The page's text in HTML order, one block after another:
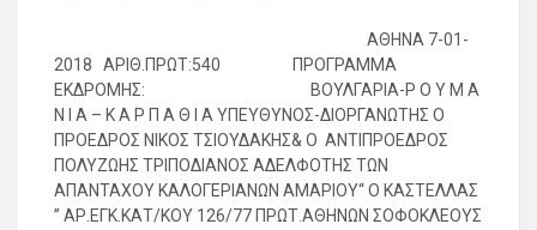
ΑΘΗΝΑ 7-01-
2018 ΑΡΙΘ.ΠΡΩΤ:540 ΠΡΟΓΡΑΜΜΑ
ΕΚΔΡΟΜΗΣ: ΒΟΥΛΓΑΡΙΑ-Ρ Ο Υ Μ Α
Ν Ι Α – Κ Α Ρ Π Α Θ Ι Α ΥΠΕΥΘΥΝΟΣ-ΔΙΟΡΓΑΝΩΤΗΣ Ο
ΠΡΟΕΔΡΟΣ ΝΙΚΟΣ ΤΣΙΟΥΔΑΚΗΣ& Ο ΑΝΤΙΠΡΟΕΔΡΟΣ
ΠΟΛΥΖΩΗΣ ΤΡΙΠΟΔΙΑΝΟΣ ΑΔΕΛΦΟΤΗΣ ΤΩΝ
ΑΠΑΝΤΑΧΟΥ ΚΑΛΟΓΕΡΙΑΝΩΝ ΑΜΑΡΙΟΥ“ Ο ΚΑΣΤΕΛΛΑΣ
’’ ΑΡ.ΕΓΚ.ΚΑΤ/ΚΟΥ 126/77 ΠΡΩΤ.ΑΘΗΝΩΝ ΣΟΦΟΚΛΕΟΥΣ